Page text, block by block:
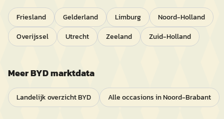
Friesland Gelderland Limburg
Noord-Holland
Overijssel
Utrecht Zeeland Zuid-Holland
MeerBYDmarktdata
Landelijk overzichtBYD Alle occasions inNoord-Brabant